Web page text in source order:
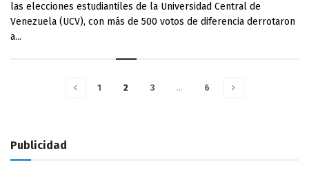
las elecciones estudiantiles de la Universidad Central de
Venezuela (UCV), con más de 500 votos de diferencia derrotaron
a...
1 2 3 … 6
Publicidad